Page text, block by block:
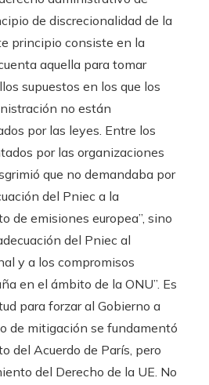
de discrecionalidad de la
principio consiste en la
aquella para tomar
supuestos en los que los
no están
por las leyes. Entre los
por las organizaciones
que no demandaba por
del Pniec a la
de emisiones europea”, sino
del Pniec al
y a los compromisos
en el ámbito de la ONU”. Es
para forzar al Gobierno a
de mitigación se fundamentó
del Acuerdo de París, pero
del Derecho de la UE. No